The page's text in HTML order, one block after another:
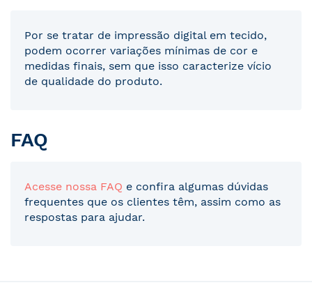
Por se tratar de impressão digital em tecido,
podem ocorrer variações mínimas de cor e
medidas finais, sem que isso caracterize vício
de qualidade do produto.
FAQ
Acesse nossa FAQ e confira algumas dúvidas
frequentes que os clientes têm, assim como as
respostas para ajudar.